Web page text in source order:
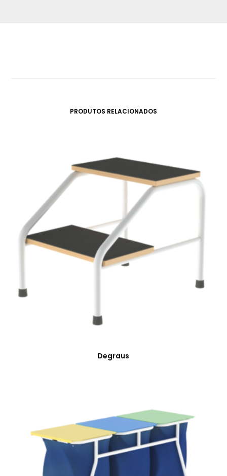
PRODUTOS RELACIONADOS
Degraus